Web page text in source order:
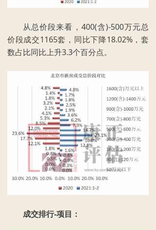
从总价段来看，400(含)-500万元总
价段成交1165套，同比下降18.02%，套
数占比同比上升3.3个百分点。
成交排行-项目：